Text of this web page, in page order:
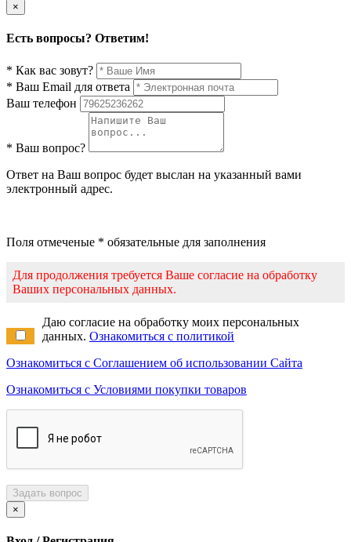
×
Есть вопросы? Ответим!
* Как вас зовут?
* Ваш Email для ответа
Ваш телефон
* Ваш вопрос?
Ответ на Ваш вопрос будет выслан на указанный вами
электронный адрес.
Поля отмеченые * обязательные для заполнения
Для продолжения требуется Ваше согласие на обработку
Ваших персональных данных.
Даю согласие на обработку моих персональных
данных. Ознакомиться с политикой
Ознакомиться с Соглашением об использовании Сайта
Ознакомиться с Условиями покупки товаров
Задать вопрос
×